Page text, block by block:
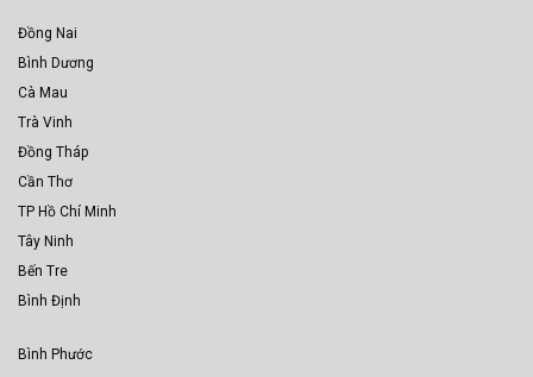
Đồng Nai
Bình Dương
Cà Mau
Trà Vinh
Đồng Tháp
Cần Thơ
TP Hồ Chí Minh
Tây Ninh
Bến Tre
Bình Định
Bình Phước